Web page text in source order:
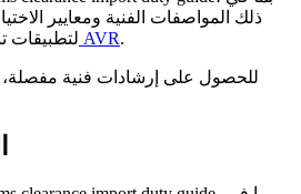
ذلك المواصفات الفنية ومعايير
لتطبيقات عرض منتجات AVR.
للحصول على إرشادات فنية مفصلة،